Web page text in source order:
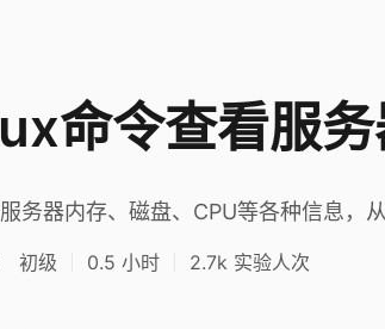
命令查看服
务器内存、磁盘、CPU等各种信息，
初级 0.5 小时 2.7k 实验人次